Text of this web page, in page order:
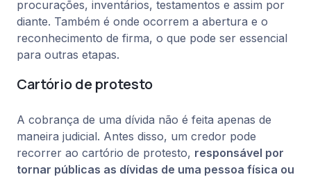
procurações, inventários, testamentos e assim por
diante. Também é onde ocorrem a abertura e o
reconhecimento de firma, o que pode ser essencial
para outras etapas.
Cartório de protesto
A cobrança de uma dívida não é feita apenas de
maneira judicial. Antes disso, um credor pode
recorrer ao cartório de protesto, responsável por
tornar públicas as dívidas de uma pessoa física ou